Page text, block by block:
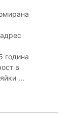
година
в
...